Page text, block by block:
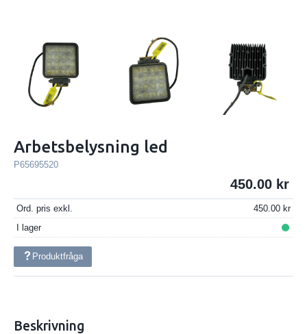
Arbetsbelysning led
P65695520
450.00
Ord. pris exkl.
450.00
I lager
Produktfråga
Beskrivning